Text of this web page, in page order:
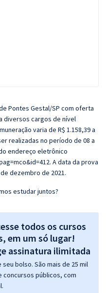
Pontes Gestal/SP com oferta
diversos cargos de nível
varia de R$ 1.158,39 a
realizadas no período de 08 a
endereço eletrônico
A data da prova
dezembro de 2021.
estudar juntos?
todos os cursos
em um só lugar!
bolso. São mais de 25 mil
concursos públicos, com